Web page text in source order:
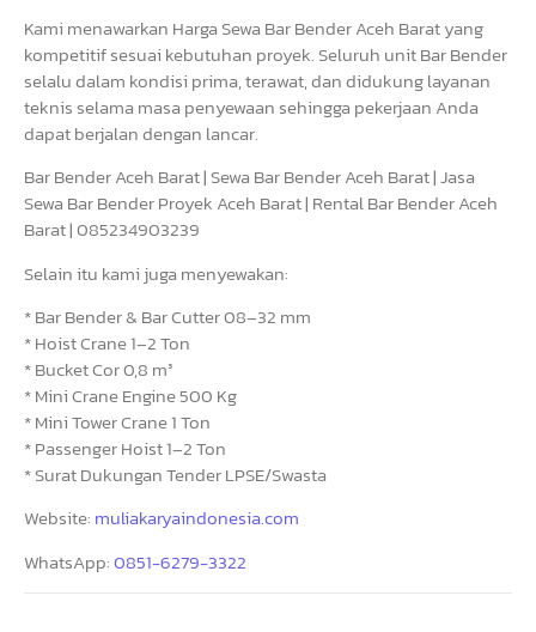
Kami menawarkan Harga Sewa Bar Bender Aceh Barat yang
kompetitif sesuai kebutuhan proyek. Seluruh unit Bar Bender
selalu dalam kondisi prima, terawat, dan didukung layanan
teknis selama masa penyewaan sehingga pekerjaan Anda
dapat berjalan dengan lancar.
Bar Bender Aceh Barat | Sewa Bar Bender Aceh Barat | Jasa
Sewa Bar Bender Proyek Aceh Barat | Rental Bar Bender Aceh
Barat | 085234903239
Selain itu kami juga menyewakan:
* Bar Bender & Bar Cutter 08–32 mm
* Hoist Crane 1–2 Ton
* Bucket Cor 0,8 m³
* Mini Crane Engine 500 Kg
* Mini Tower Crane 1 Ton
* Passenger Hoist 1–2 Ton
* Surat Dukungan Tender LPSE/Swasta
Website: muliakaryaindonesia.com
WhatsApp:0851-6279-3322